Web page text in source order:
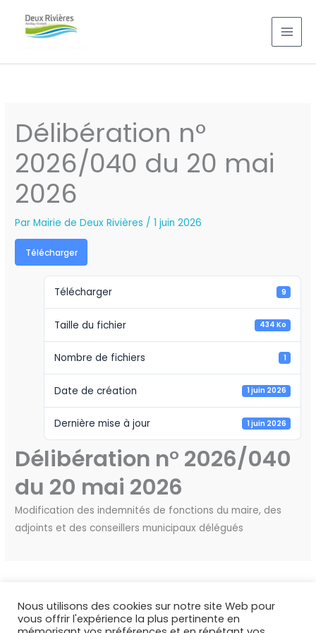
Délibération n°
2026/040 du 20 mai
2026
ParMairie de Deux Rivières /1 juin 2026
Télécharger
Télécharger 9
Taille du fichier 434 Ko
Nombre de fichiers 1
Date de création 1 juin 2026
Dernière mise à jour 1 juin 2026
Délibération n° 2026/040
du 20 mai 2026
Modification des indemnités de fonctions du maire, des
adjoints et des conseillers municipaux délégués
Nous utilisons des cookies sur notre site Web pour
vous offrir l'expérience la plus pertinente en